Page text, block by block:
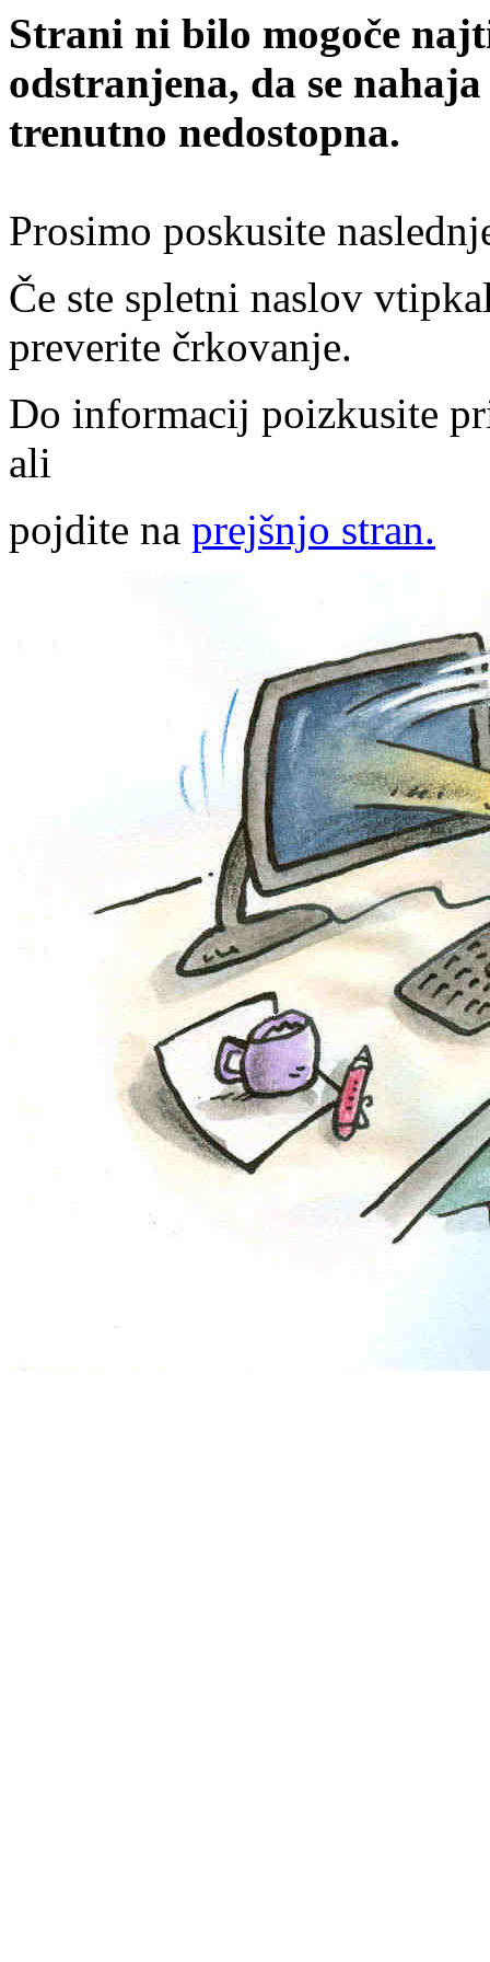
Strani ni bilo mogoče
odstranjena, da se
trenutno nedostopna.
Prosimo poskusite
Če ste spletni naslov
preverite črkovanje.
Do informacij poizkusite
ali
pojdite na prejšnjo stran.